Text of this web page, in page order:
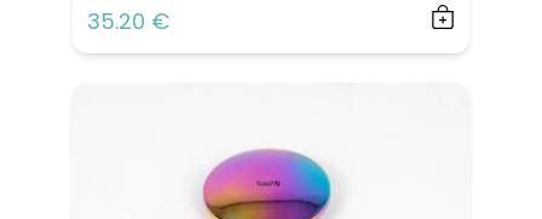
35.20 €